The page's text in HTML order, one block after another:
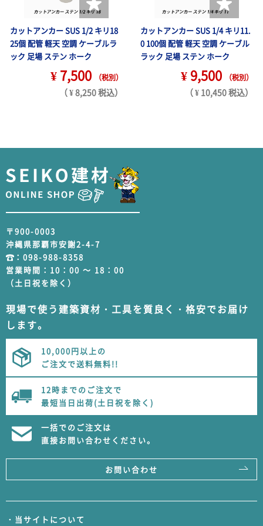
カットアンカー SUS 1/2 キリ18
25個 配管 軽天 空調 ケーブルラ
ック 足場 ステン ホーク
¥ 7,500 （税別）
（ ¥ 8,250 税込）
カットアンカー SUS 1/4 キリ11.
0 100個 配管 軽天 空調 ケーブル
ラック 足場 ステン ホーク
¥ 9,500 （税別）
（ ¥ 10,450 税込）
〒900-0003
沖縄県那覇市安謝2-4-7
： 098-988-8358
営業時間：10：00 ～ 18：00
（土日祝を除く）
現場で使う建築資材・工具を質良く・格安でお届け
します。
10,000円以上の
ご注文で送料無料!!
12時までのご注文で
最短当日出荷(土日祝を除く)
一括でのご注文は
直接お問い合わせください。
お問い合わせ
・当サイトについて